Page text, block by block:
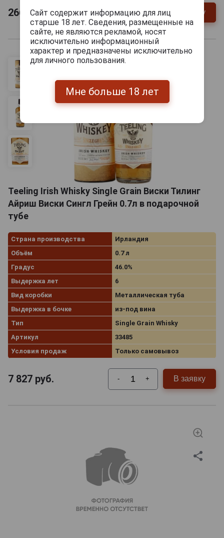
266 182руб. - + В заявку
Teeling Irish Whisky Single Grain Виски Тилинг
Айриш Виски Сингл Грейн 0.7л в подарочной
тубе
Страна производства
Ирландия
Объём
0.7 л
Градус
46.0%
Выдержка лет
6
Вид коробки
Металлическая туба
Выдержка в бочке
из-под вина
Тип
Single Grain Whisky
Артикул
33485
Условия продаж
Только самовывоз
7 827 руб. - + В заявку
Сайт содержит информацию для лиц
старше 18 лет. Сведения, размещенные на
сайте, не являются рекламой, носят
исключительно информационный
характер и предназначены исключительно
для личного пользования.
Мне больше 18 лет